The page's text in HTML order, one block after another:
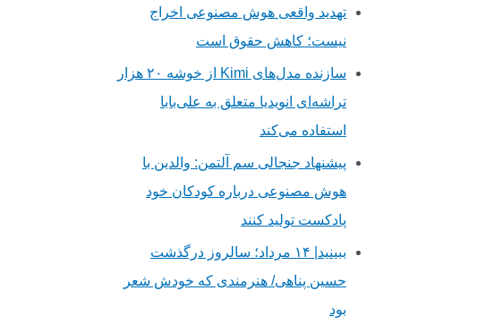
تهدید واقعی هوش مصنوعی اخراج
نیست؛ کاهش حقوق است
سازنده مدل‌های Kimi از خوشه ۲۰ هزار
تراشه‌ای انویدیا متعلق به علی‌بابا
استفاده می‌کند
پیشنهاد جنجالی سم آلتمن: والدین با
هوش مصنوعی درباره کودکان خود
پادکست تولید کنند
ببینید| ۱۴ مرداد؛ سالروز درگذشت
حسین پناهی/ هنرمندی که خودش شعر
بود